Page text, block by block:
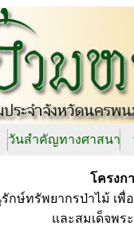
วันสำคัญทางศาสนา
โครงก
กษ์ทรัพยากรป่าไม้ เพื่
และสมเด็จพร